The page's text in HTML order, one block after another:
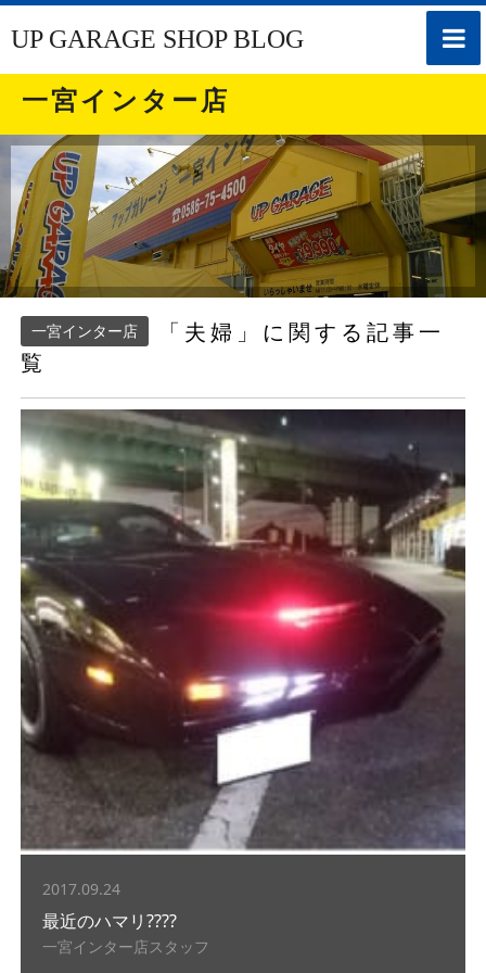
toggle
UP GARAGE SHOP BLOG
一宮インター店
一宮インター店
「夫婦」に関する記事一
覧
2017.09.24
最近のハマリ????
一宮インター店スタッフ